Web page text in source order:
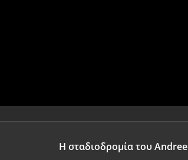
Η σταδιοδρομία του